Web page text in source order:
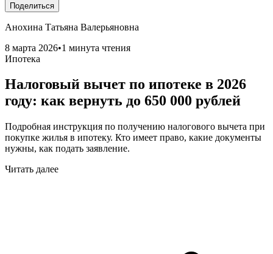
Поделиться
Анохина Татьяна Валерьяновна
8 марта 2026•1 минута чтения
Ипотека
Налоговый вычет по ипотеке в 2026
году: как вернуть до 650 000 рублей
Подробная инструкция по получению налогового вычета при
покупке жилья в ипотеку. Кто имеет право, какие документы
нужны, как подать заявление.
Читать далее